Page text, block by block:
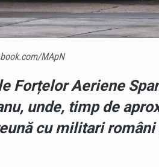
MApN
Forțelor Aeriene
, unde, timp de
cu militari români